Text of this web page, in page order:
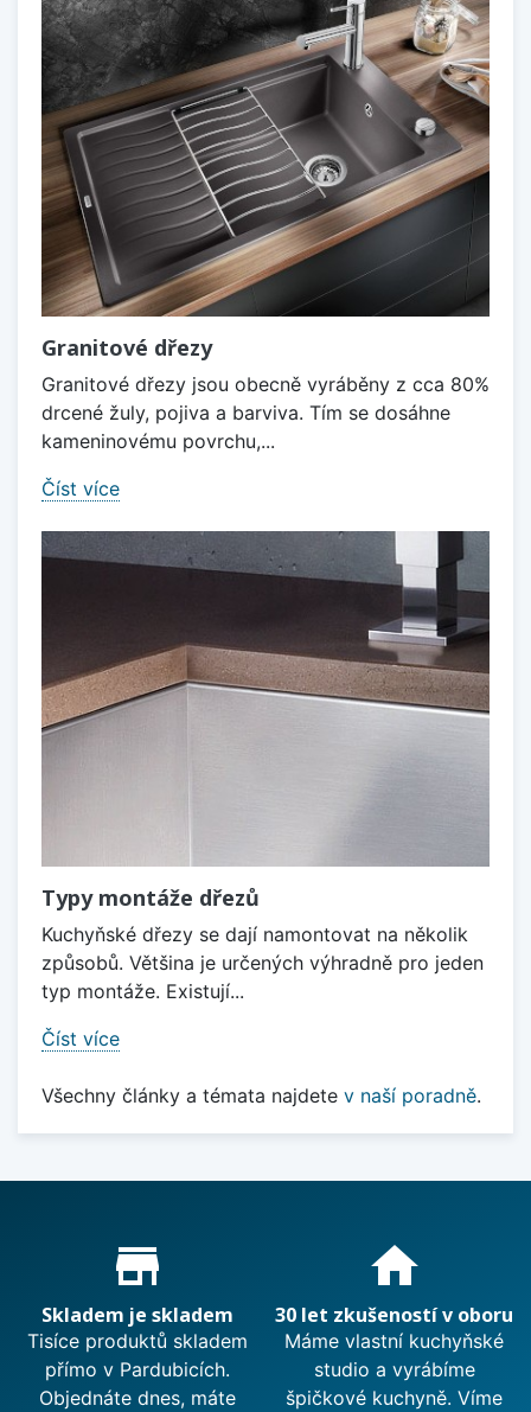
Granitové dřezy
Granitové dřezy jsou obecně vyráběny z cca 80%
drcené žuly, pojiva a barviva. Tím se dosáhne
kameninovému povrchu,...
Číst více
Typy montáže dřezů
Kuchyňské dřezy se dají namontovat na několik
způsobů. Většina je určených výhradně pro jeden
typ montáže. Existují...
Číst více
Všechny články a témata najdete v naší poradně.
Proč nakupovat u nás?
store_mall_directory
Skladem je skladem
Tisíce produktů skladem
přímo v Pardubicích.
Objednáte dnes, máte
home
30 let zkušeností v oboru
Máme vlastní kuchyňské
studio a vyrábíme
špičkové kuchyně. Víme